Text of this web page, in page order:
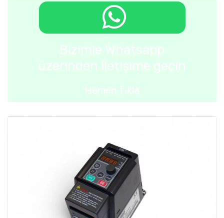
Bizimle Whatsapp
üzerinden iletişime geçin
Hemen Tıkla